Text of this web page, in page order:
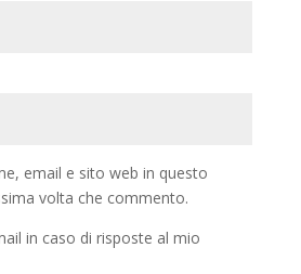
email e sito web in questo
volta che commento.
in caso di risposte al mio